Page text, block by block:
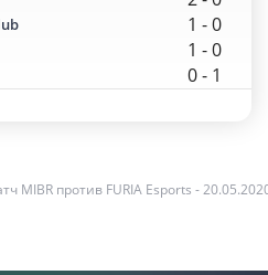
1 -0
1 -0
0- 1
MIBR против FURIA Esports -